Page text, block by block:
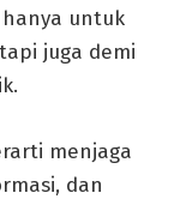
untuk
juga demi
menjaga
dan